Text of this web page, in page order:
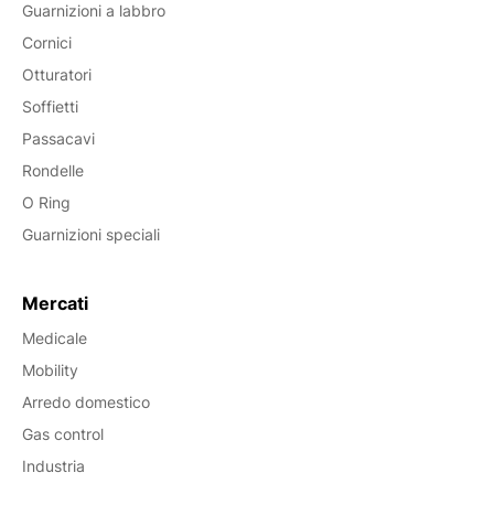
Guarnizioni a labbro
Cornici
Otturatori
Soffietti
Passacavi
Rondelle
O Ring
Guarnizioni speciali
Mercati
Medicale
Mobility
Arredo domestico
Gas control
Industria